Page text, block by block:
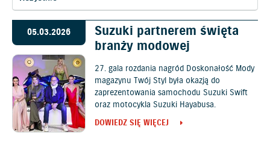
05.03.2026
Suzuki partnerem święta
branży modowej
27. gala rozdania nagród Doskonałość Mody
magazynu Twój Styl była okazją do
zaprezentowania samochodu Suzuki Swift
oraz motocykla Suzuki Hayabusa.
DOWIEDZ SIĘ WIĘCEJ